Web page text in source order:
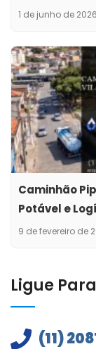
1 de junho de 2026
Caminhão
Potável e
9 de fevereiro de
Ligue
(11)